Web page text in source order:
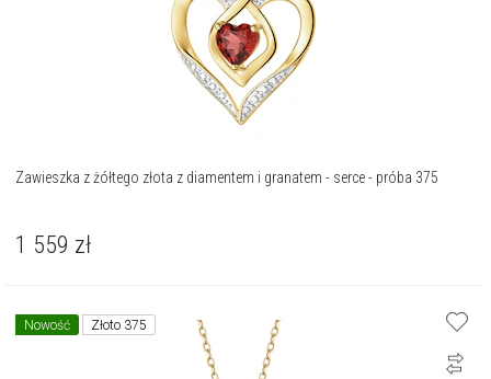
Zawieszka z żółtego złota z diamentem i granatem - serce - próba 375
1 559 zł
Nowość Złoto 375